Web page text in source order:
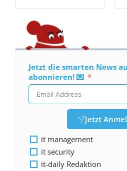
Jetzt die smarten News
abonnieren! 💌
Jetzt
it management
it security
it-daily Redaktion